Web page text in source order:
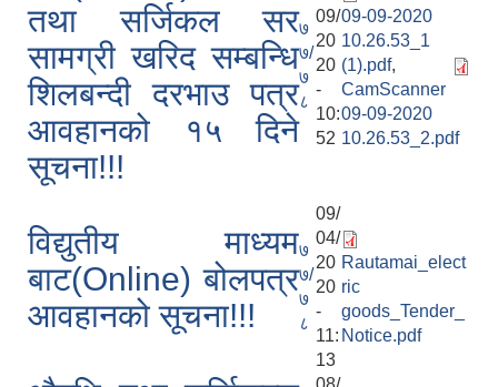
तथा सर्जिकल सर
सामग्री खरिद सम्बन्धि
शिलबन्दी दरभाउ पत्र
आवहानको १५ दिने
सूचना!!!
७
७/
७
८
09/
20
20
-
10:
52
09-09-2020
10.26.53_1
(1).pdf,
CamScanner
09-09-2020
10.26.53_2.pdf
विद्युतीय माध्यम
बाट(Online) बोलपत्र
आवहानको सूचना!!!
७
७/
७
८
09/
04/
20
20
-
11:
13
Rautamai_elect
ric
goods_Tender_
Notice.pdf